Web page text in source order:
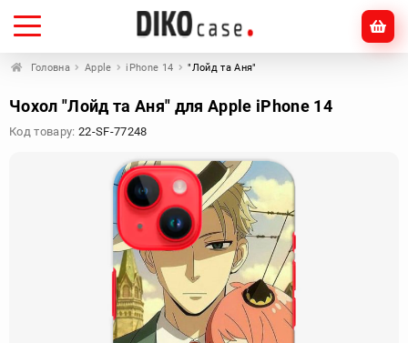
Головна Apple iPhone 14 "Лойд та Аня"
Чохол "Лойд та Аня" для Apple iPhone 14
Код товару: 22-SF-77248